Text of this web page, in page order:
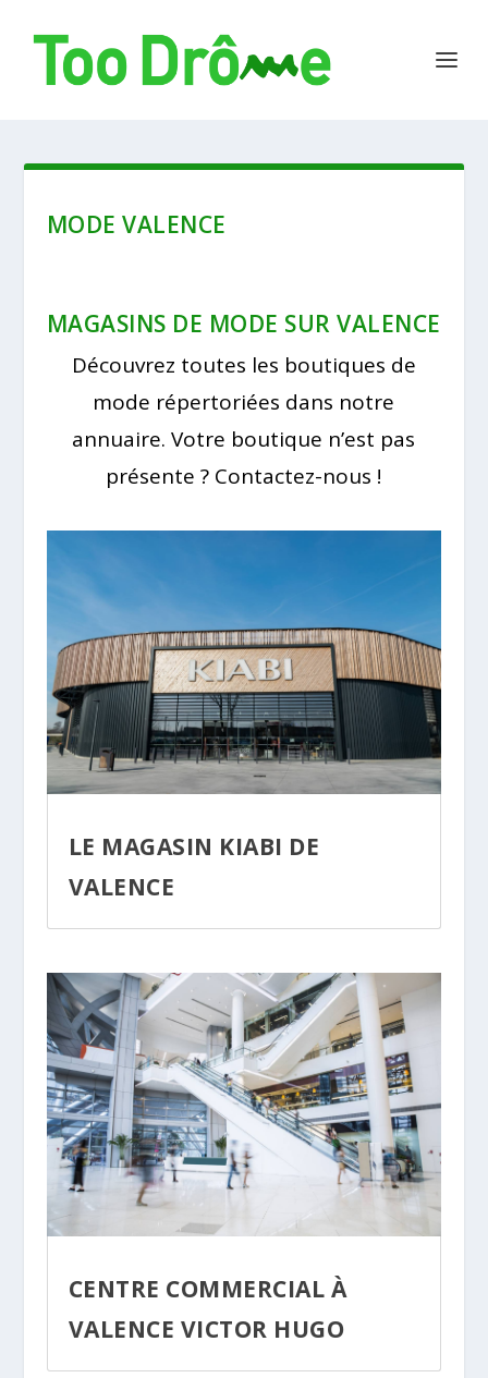
MODE VALENCE
MAGASINS DE MODE SUR VALENCE
Découvrez toutes les boutiques de
mode répertoriées dans notre
annuaire. Votre boutique n’est pas
présente ? Contactez-nous !
LE MAGASIN KIABI DE
VALENCE
CENTRE COMMERCIAL À
VALENCE VICTOR HUGO